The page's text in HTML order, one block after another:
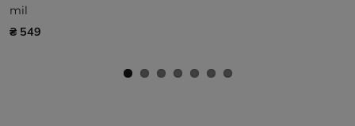
mil
₴ 549